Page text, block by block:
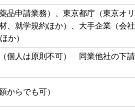
品申請業務）、東京都庁（東京オ
、就学規約ほか）、大手企業（会
か）
個人は原則不可） 同業他社の下
からでも可）